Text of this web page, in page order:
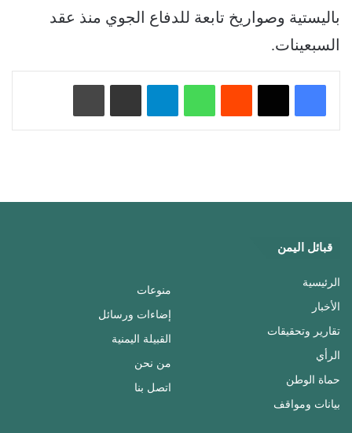
باليستية وصواريخ تابعة للدفاع الجوي منذ عقد
السبعينات.
واتساب تيلقرام
قبائل اليمن
الرئيسية
الأخبار
تقارير وتحقيقات
الرأي
حماة الوطن
بيانات ومواقف
منوعات
إضاءات ورسائل
القبيلة اليمنية
من نحن
اتصل بنا